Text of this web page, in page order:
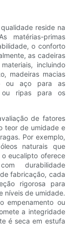
reside na
matérias-primas
o conforto
as cadeiras
incluindo
madeiras macias
ou aço para as
ou ripas para os
de fatores
teor de umidade e
Por exemplo,
naturais que
eucalipto oferece
durabilidade
fabricação, cada
rigorosa para
níveis de umidade.
empenamento ou
a integridade
é seca em estufa